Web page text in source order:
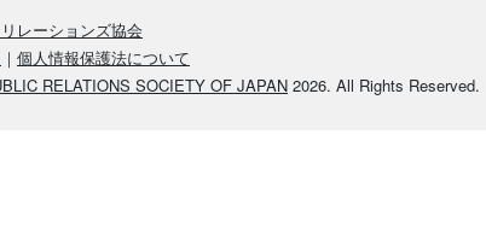
レーションズ協会
｜ 個人情報保護法について
RELATIONS SOCIETY OF JAPAN 2026. All Rights Reserved.